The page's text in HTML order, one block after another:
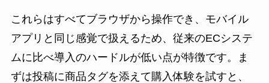
これらはすべてブラウザから操作でき、モバイル
アプリと同じ感覚で扱えるため、従来のECシステ
ムに比べ導入のハードルが低い点が特徴です。ま
ずは投稿に商品タグを添えて購入体験を試すと、